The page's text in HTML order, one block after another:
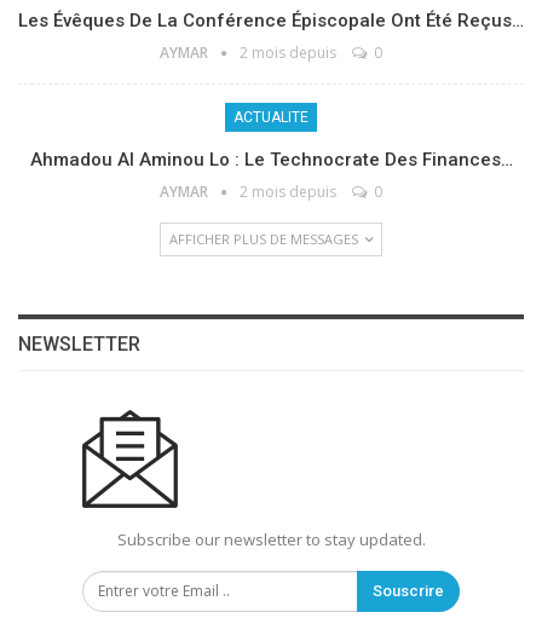
Les Évêques De La Conférence Épiscopale Ont Été Reçus…
AYMAR 2 mois depuis 0
ACTUALITE
Ahmadou Al Aminou Lo : Le Technocrate Des Finances…
AYMAR 2 mois depuis 0
AFFICHER PLUS DE MESSAGES
NEWSLETTER
Subscribe our newsletter to stay updated.
Souscrire